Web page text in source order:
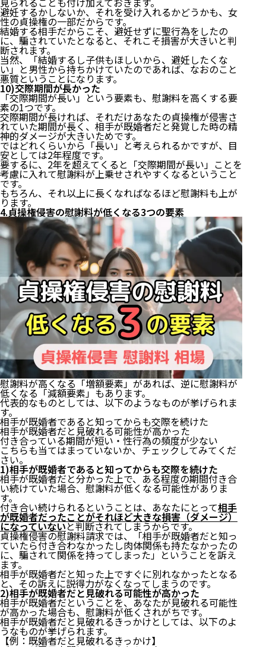
避妊するかしないか、それを受け入れるかどうかも、女
性の貞操権の一部だからです。
結婚する相手だからこそ、避妊せずに聖行為をしたの
に、騙されていたとなると、それこそ損害が大きいと判
断されます。
当然、「結婚するし子供もほしいから、避妊したくな
い」と男性から持ちかけていたのであれば、なおのこと
悪質ということになります。
10)交際期間が長かった
「交際期間が長い」という要素も、慰謝料を高くする要
素の1つです。
交際期間が長ければ、それだけあなたの貞操権が侵害さ
れていた期間が長く、相手が既婚者だと発覚した時の精
神的ダメージが大きいためです。
ではどれくらいから「長い」と考えられるかですが、目
安としては2年程度です。
要するに、2年を超えてくると「交際期間が長い」ことを
考慮に入れて慰謝料が上乗せされやすくなるということ
です。
もちろん、それ以上に長くなればなるほど慰謝料も上が
ります。
4.貞操権侵害の慰謝料が低くなる3つの要素
慰謝料が高くなる「増額要素」があれば、逆に慰謝料が
低くなる「減額要素」もあります。
代表的なものとしては、以下のようなものが挙げられま
す。
相手が既婚者であると知ってからも交際を続けた
相手が既婚者だと見破れる可能性が高かった
付き合っている期間が短い・性行為の頻度が少ない
こちらも当てはまっていないか、チェックしてみてくだ
さい。
1)相手が既婚者であると知ってからも交際を続けた
相手が既婚者だと分かった上で、ある程度の期間付き合
い続けていた場合、慰謝料が低くなる可能性がありま
す。
付き合い続けられるということは、あなたにとって相手
が既婚者だったことがそれほど大きな損害（ダメージ）
になっていないと判断されてしまうからです。
貞操権侵害の慰謝料請求では、「相手が既婚者だと知っ
ていたら付き合わなかったし肉体関係も持たなかったの
に、騙されて関係を持ってしまった」ということを訴え
ます。
相手が既婚者だと知った上ですぐに別れなかったとなる
と、その訴えに説得力がなくなってしまうのです。
2)相手が既婚者だと見破れる可能性が高かった
相手が既婚者だということを、あなたが見破れる可能性
が高かった場合も、慰謝料が低くされがちです。
相手が既婚者だと見破れるきっかけとしては、以下のよ
うなものが挙げられます。
【例：既婚者だと見破れるきっかけ】
1.【結論】貞操権侵害の慰謝料の相場は50万円〜300
万円程度
1)スタンダードな基準は「60万円」
2)裁判で決着しても示談で決着しても慰謝料金額は
基本同じ
2.【先にチェック】貞操権侵害で慰謝料請求できる3
つの条件
3.貞操権侵害の慰謝料を多く請求できる10つの要素
1)妊娠・出産・中絶があった
2)「独身」以外にも多く嘘をついていた
3)結婚を強く意識させる行為があった
4)別れ際の男性の対応が不誠実だった